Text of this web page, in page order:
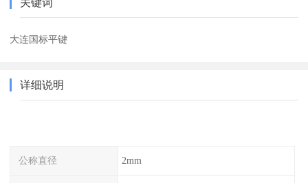
大连国标平键
详细说明
公称直径 2mm